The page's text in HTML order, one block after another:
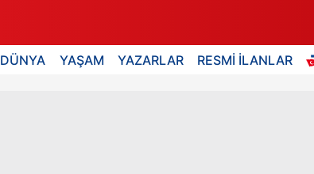
DÜNYA YAŞAM YAZARLAR RESMİ İLANLAR